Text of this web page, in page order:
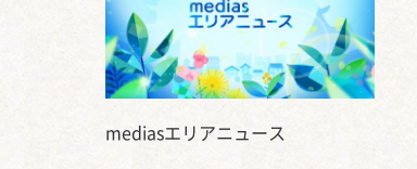
mediasエリアニュース